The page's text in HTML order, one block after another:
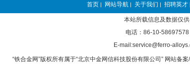
首页 | 网站导航 | 关于我们 | 招聘英才
本站所载信息及数据仅
电话：86-10-
E-mail:service@ferro-
“铁合金网”版权所有属于“北京中金网信科技股份有限公司” 网站备